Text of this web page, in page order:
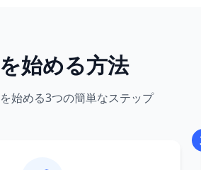
始める方法
始める3つの簡単なステップ